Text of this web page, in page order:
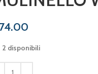
2 disponibili